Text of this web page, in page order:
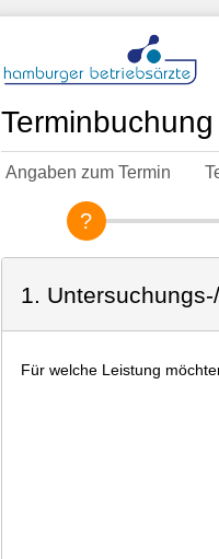
Angaben zum Termin
1.
Für welche Leistung